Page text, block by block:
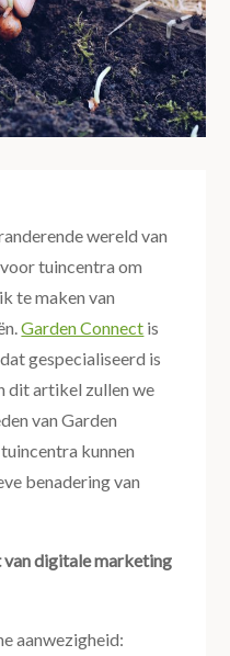
wereld van
tuincentra om
te maken van
Garden Connect is
gespecialiseerd is
dit artikel zullen we
van Garden
kunnen
benadering van
van digitale marketing
aanwezigheid: